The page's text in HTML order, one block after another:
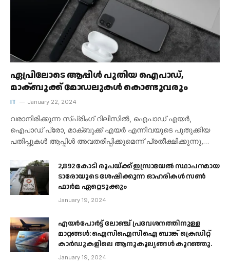
ഏപ്രിലോടെ ആപ്പിൾ പുതിയ ഐപാഡ്,
മാക്ബുക്ക് മോഡലുകൾ കൊണ്ടുവരും
IT January 22, 2024
വരാനിരിക്കുന്ന സ്പ്രിംഗ് റിലീസിൽ, ഐപാഡ് എയർ,
ഐപാഡ് പ്രോ, മാക്ബുക്ക് എയർ എന്നിവയുടെ പുതുക്കിയ
പതിപ്പുകൾ ആപ്പിൾ അവതരിപ്പിക്കുമെന്ന് പ്രതീക്ഷിക്കുന്നു,…
2,892 കോടി രൂപയ്ക്ക് ഇസ്രായേൽ സ്ഥാപനമായ
ടാരോയുടെ ശേഷിക്കുന്ന ഓഹരികൾ സൺ
ഫാർമ ഏറ്റെടുക്കും
January 19, 2024
എയർപോർട്ട് ലോഞ്ച് പ്രവേശനത്തിനുള്ള
മാറ്റങ്ങൾ: ഐസിഐസിഐ ബാങ്ക് ക്രെഡിറ്റ്
കാർഡുകളിലെ ആനുകൂല്യങ്ങൾ കുറഞ്ഞു.
January 19, 2024